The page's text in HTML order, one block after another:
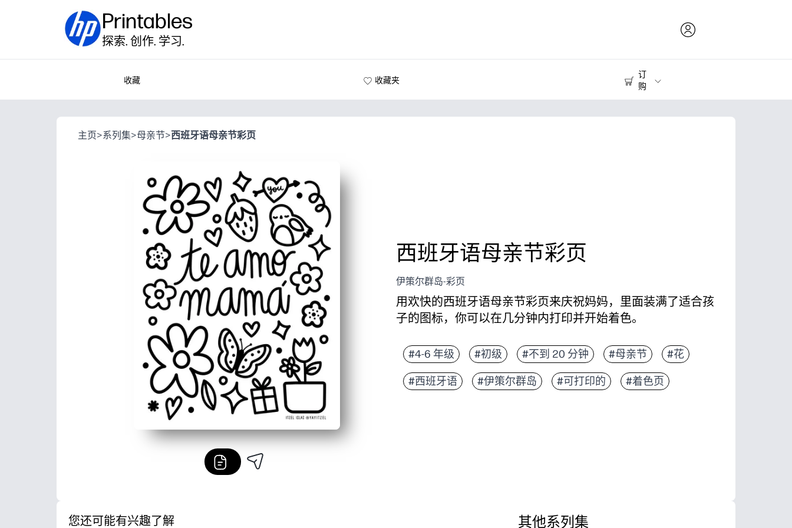
Printables
探索. 创作. 学习.
收藏 收藏夹
订
购
打印机
主页>系列集>母亲节>西班牙语母亲节彩页
西班牙语母亲节彩页
伊策尔群岛-彩页
用欢快的西班牙语母亲节彩页来庆祝妈妈，里面装满了适合孩
子的图标，你可以在几分钟内打印并开始着色。
无需准备-只需打印即可上课、课后或与家人共度时光
适合所有年龄段-形状简单，适合小手，细节适合大孩子
培养技能-精细动作练习、颜色识别和西班牙语词汇
#4-6 年级 #初级 #不到 20 分钟 #母亲节 #花
#西班牙语 #伊策尔群岛 #可打印的 #着色页
您还可能有兴趣了解 其他系列集